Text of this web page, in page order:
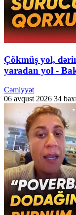
Çökmüş yol,
yaradan yol -
Cəmiyyət
06 avqust 2026 34